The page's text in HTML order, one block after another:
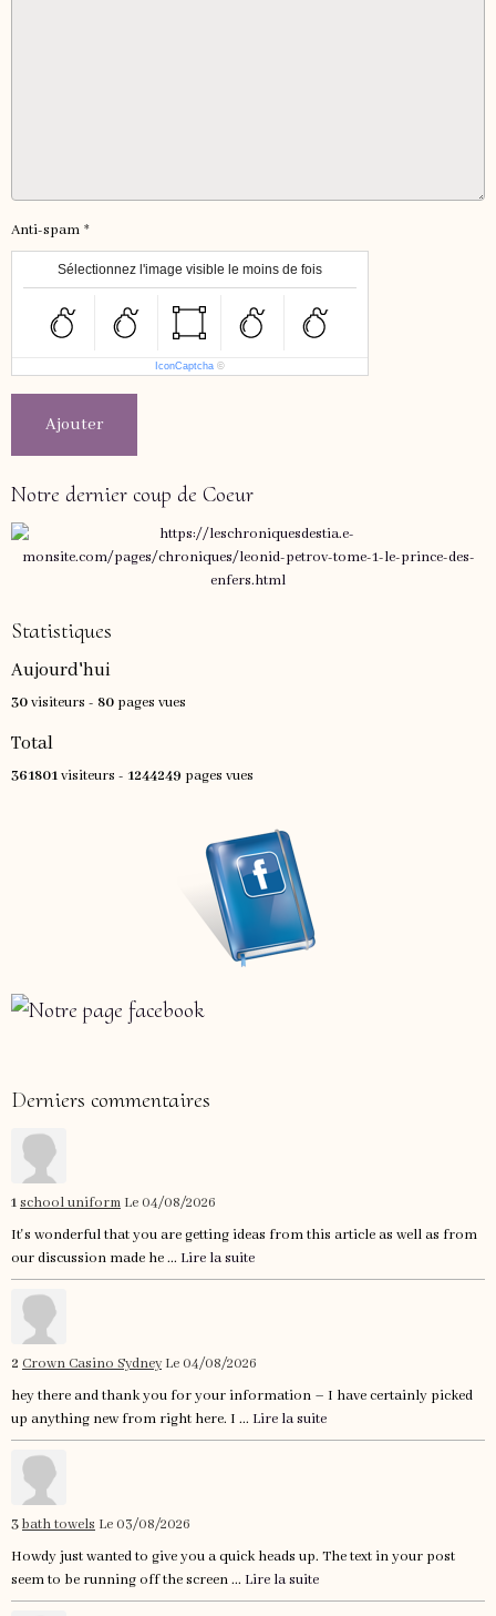
Anti-spam
Sélectionnez l'image visible le moins de fois
IconCaptcha ©
Ajouter
Notre dernier coup de Coeur
Statistiques
Aujourd'hui
30visiteurs - 80 pages vues
Total
361801visiteurs - 1244249 pages vues
Derniers commentaires
1school uniform Le 04/08/2026
It's wonderful that you are getting ideas from this article as well as from
our discussion made he ... Lire la suite
2 Crown Casino Sydney Le 04/08/2026
hey there and thank you for your information – I have certainly picked
up anything new from right here. I ... Lire la suite
3bath towels Le 03/08/2026
Howdy just wanted to give you a quick heads up. The text in your post
seem to be running off the screen ... Lire la suite